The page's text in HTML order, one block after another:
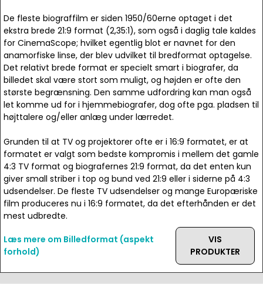
De fleste biograffilm er siden 1950/60erne optaget i det
ekstra brede 21:9 format (2,35:1), som også i daglig tale kaldes
for CinemaScope; hvilket egentlig blot er navnet for den
anamorfiske linse, der blev udvilket til bredformat optagelse.
Det relativt brede format er specielt smart i biografer, da
billedet skal være stort som muligt, og højden er ofte den
største begrænsning. Den samme udfordring kan man også
let komme ud for i hjemmebiografer, dog ofte pga. pladsen til
højttalere og/eller anlæg under lærredet.
Grunden til at TV og projektorer ofte er i 16:9 formatet, er at
formatet er valgt som bedste kompromis i mellem det gamle
4:3 TV format og biografernes 21:9 format, da det enten kun
giver small striber i top og bund ved 21:9 eller i siderne på 4:3
udsendelser. De fleste TV udsendelser og mange Europæriske
film produceres nu i 16:9 formatet, da det efterhånden er det
mest udbredte.
Læs mere om Billedformat (aspekt
forhold)
VIS
PRODUKTER